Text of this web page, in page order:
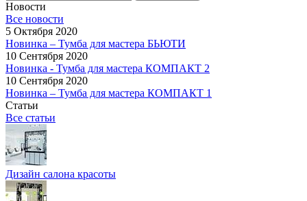
Новости
Все новости
5 Октября 2020
Новинка – Тумба для мастера БЬЮТИ
10 Сентября 2020
Новинка - Тумба для мастера КОМПАКТ 2
10 Сентября 2020
Новинка – Тумба для мастера КОМПАКТ 1
Статьи
Все статьи
Дизайн салона красоты